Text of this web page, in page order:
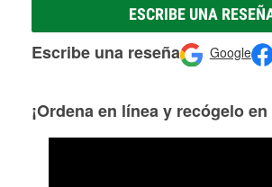
ESCRIBE UNA
Escribe una reseña Google
¡Ordena en línea y recógelo